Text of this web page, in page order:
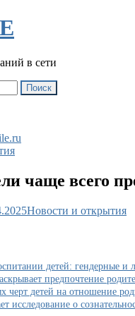
в сети
чаще всего
Почему
предпочитают
дочерей
и
детей
с
Новости и открытия
детей: гендерные и
предпочтение
черт детей на отношение
исследование о